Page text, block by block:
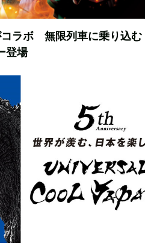
コラボ 無限列車に乗り込む
登場